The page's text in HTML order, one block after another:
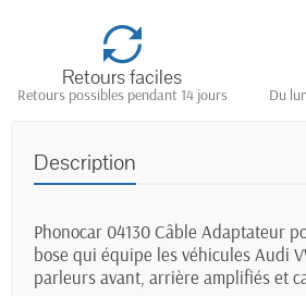
Retours faciles
Retours possibles pendant 14 jours Du
Description
Phonocar 04130 Câble Adaptateur
bose qui équipe les véhicules Audi
parleurs avant, arrière amplifiés et